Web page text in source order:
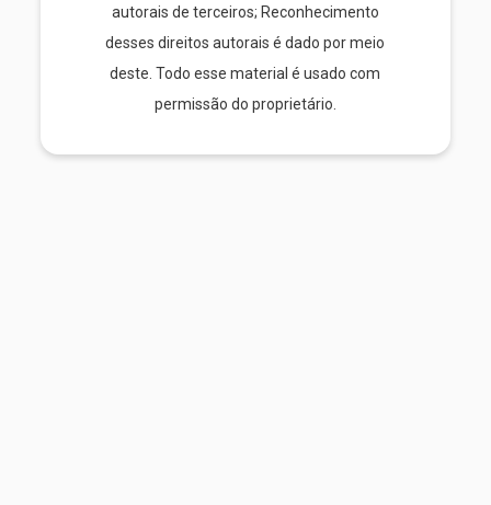
autorais de terceiros; Reconhecimento
desses direitos autorais é dado por meio
deste. Todo esse material é usado com
permissão do proprietário.